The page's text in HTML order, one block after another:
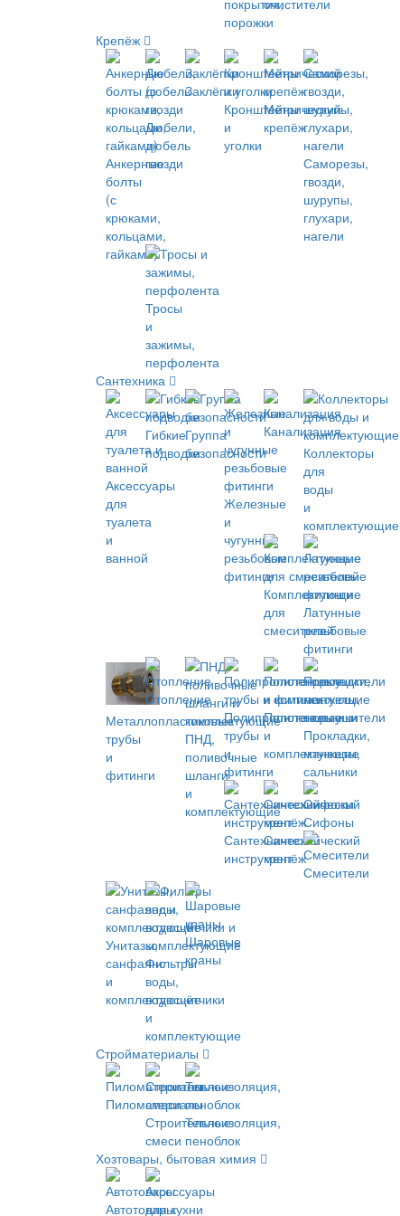
покрытия,
порожки
очистители
Крепёж
Анкерные
болты
(с
крюками,
кольцами,
гайками)
Дюбели,
дюбель
гвозди
Заклёпки
Кронштейны
и
уголки
Метрический
крепёж
Саморезы,
гвозди,
шурупы,
глухари,
нагели
Тросы
и
зажимы,
перфолента
Сантехника
Аксессуары
для
туалета
и
ванной
Гибкие
подводки
Группа
безопасности
Железные
и
чугунные
резьбовые
фитинги
Канализация
Коллекторы
для
воды
и
комплектующие
Комплектующие
для
смесителей
Латунные
резьбовые
фитинги
Металлопластиковые
трубы
и
фитинги
Отопление
ПНД,
поливочные
шланги
и
комплектующие
Полипропиленовые
трубы
и
фитинги
Полотенцесушители
и
комплектующие
Прокладки,
манжеты,
сальники
Сантехнический
инструмент
Сантехнический
крепёж
Сифоны
Смесители
Унитазы,
санфаянс
и
комплектующие
Фильтры
воды,
водосчётчики
и
комплектующие
Шаровые
краны
Стройматериалы
Пиломатериалы
Строительные
смеси
Теплоизоляция,
пеноблок
Хозтовары, бытовая химия
Автотовары